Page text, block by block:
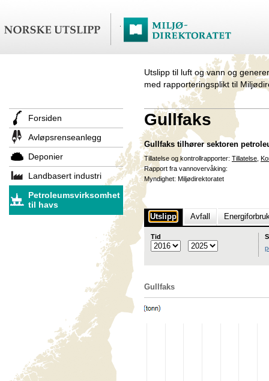
Utslipp til luft og vann og
med rapporteringsplikt til
Forsiden
Avløpsrenseanlegg
Deponier
Landbasert industri
Petroleumsvirksomhet
til havs
Gullfaks
Gullfaks tilhører sektoren
Tillatelse og kontrollrapporter: Tillatelse
Rapport fra vannovervåking:
Myndighet: Miljødirektoratet
Utslipp Avfall
Tid
Gullfaks